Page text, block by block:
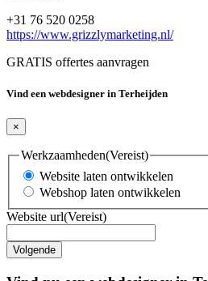
+31 76 520 0258
https://www.grizzlymarketing.nl/
GRATIS offertes aanvragen
Vind een webdesigner in Terheijden
×
Werkzaamheden(Vereist)
Website laten ontwikkelen
Webshop laten ontwikkelen
Website url(Vereist)